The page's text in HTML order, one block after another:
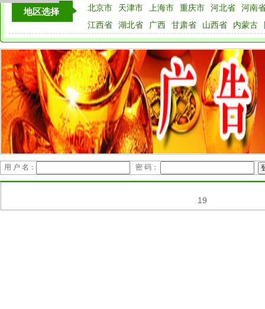
地区选择 北京市 天津市 上海市 重庆市 河北省
河南
江西省
湖北省 广西 甘肃省 山西省 内蒙古
用 户 名： 密 码：
19